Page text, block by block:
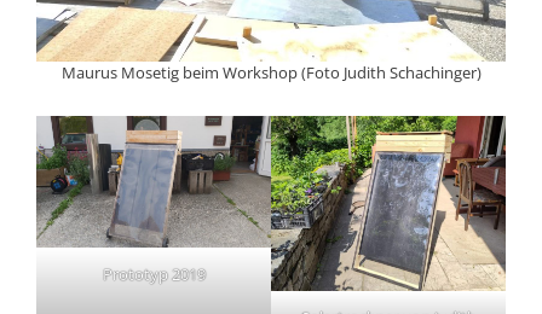
Maurus Mosetig beim Workshop (Foto Judith Schachinger)
Prototyp 2019